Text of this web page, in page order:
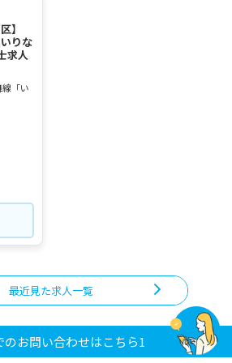
区】
りな
求人
「い
最近見た求人一覧
のお問い合わせはこちら1